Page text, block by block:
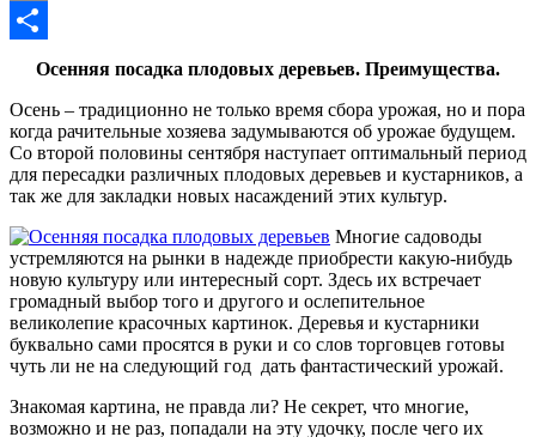
Print
Отправить
Осенняя посадка плодовых деревьев. Преимущества.
Осень – традиционно не только время сбора урожая, но и пора
когда рачительные хозяева задумываются об урожае будущем.
Со второй половины сентября наступает оптимальный период
для пересадки различных плодовых деревьев и кустарников, а
так же для закладки новых насаждений этих культур.
Многие садоводы
устремляются на рынки в надежде приобрести какую-нибудь
новую культуру или интересный сорт. Здесь их встречает
громадный выбор того и другого и ослепительное
великолепие красочных картинок. Деревья и кустарники
буквально сами просятся в руки и со слов торговцев готовы
чуть ли не на следующий год дать фантастический урожай.
Знакомая картина, не правда ли? Не секрет, что многие,
возможно и не раз, попадали на эту удочку, после чего их